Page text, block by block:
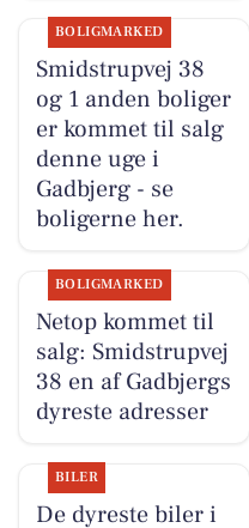
BOLIGMARKED
Smidstrupvej 38
og 1 anden boliger
er kommet til salg
denne uge i
Gadbjerg - se
boligerne her.
BOLIGMARKED
Netop kommet til
salg: Smidstrupvej
38 en af Gadbjergs
dyreste adresser
BILER
De dyreste biler i